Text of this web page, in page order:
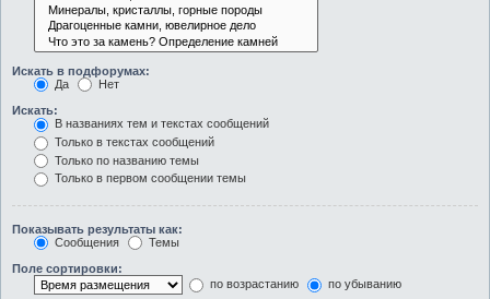
Искать в подфорумах:
Да
Нет
Искать:
В названиях тем и текстах сообщений
Только в текстах сообщений
Только по названию темы
Только в первом сообщении темы
Показывать результаты как:
Сообщения
Темы
Поле сортировки:
по возрастанию
по убыванию